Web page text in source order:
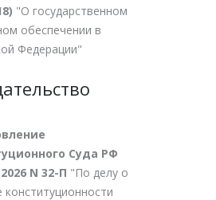
"О государственном
обеспечении в
Федерации"
Суда РФ
N 32-П "По делу о
конституционности